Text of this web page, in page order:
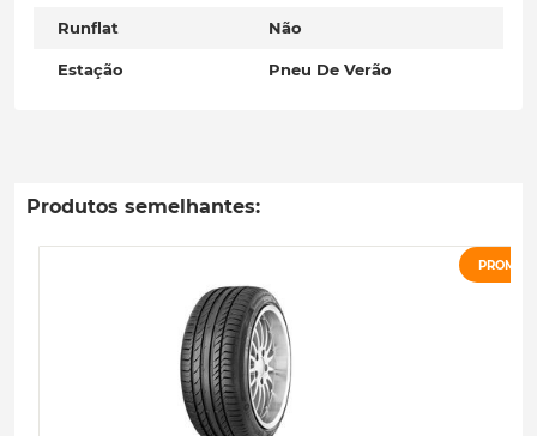
Runflat Não
Estação Pneu De Verão
Produtos semelhantes: